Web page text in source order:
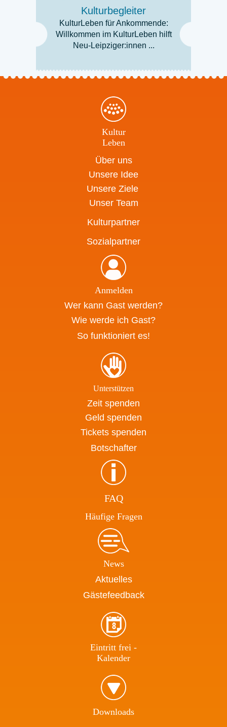
Kulturbegleiter
KulturLeben für Ankommende:
Willkommen im KulturLeben hilft
Neu-Leipziger:innen ...
Kultur
Leben
Über uns
Unsere Idee
Unsere Ziele
Unser Team
Kulturpartner
Sozialpartner
Anmelden
Wer kann Gast werden?
Wie werde ich Gast?
So funktioniert es!
Unterstützen
Zeit spenden
Geld spenden
Tickets spenden
Botschafter
FAQ
Häufige Fragen
News
Aktuelles
Gästefeedback
Eintritt frei -
Kalender
Download​s